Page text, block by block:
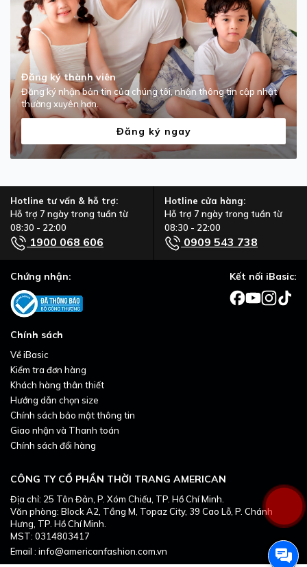
Đăng ký thành viên
Đăng ký nhận bản tin của chúng tôi, nhận thông tin cập nhật
thường xuyên hơn.
Đăng ký ngay
Hotline tư vấn & hỗ trợ:
Hỗ trợ 7 ngày trong tuần từ
08:30 - 22:00
1900 068 606
Hotline cửa hàng:
Hỗ trợ 7 ngày trong tuần từ
08:30 - 22:00
0909 543 738
CÔNG TY CỔ PHẦN THỜI TRANG AMERICAN
Địa chỉ: 25 Tôn Đản, P. Xóm Chiếu, TP. Hồ Chí Minh.
Văn phòng: Block A2, Tầng M, Topaz City, 39 Cao Lỗ, P. Chánh
Hưng, TP. Hồ Chí Minh.
MST: 0314803417
Email : info@americanfashion.com.vn
Chính sách
Về iBasic
Kiểm tra đơn hàng
Khách hàng thân thiết
Hướng dẫn chọn size
Chính sách bảo mật thông tin
Giao nhận và Thanh toán
Chính sách đổi hàng
Chứng nhận: Kết nối iBasic: